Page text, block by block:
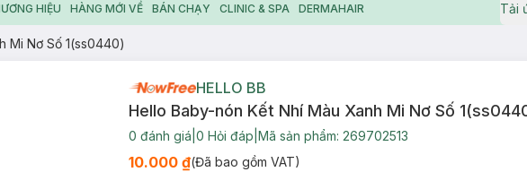
HIỆU HÀNG MỚI VỀ BÁN CHẠY CLINIC & SPA DERMAHAIR Tải
Mi Nơ Số 1(ss0440)
HELLO BB
Hello Baby-nón Kết Nhí Màu Xanh Mi Nơ Số
0 đánh giá 0 Hỏi đáp Mã sản phẩm: 269702513
10.000 ₫(Đã bao gồm VAT)